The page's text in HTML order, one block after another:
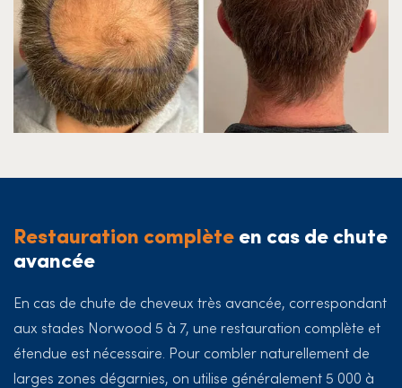
Restauration complèteen cas de chute
avancée
En cas de chute de cheveux très avancée, correspondant
aux stades Norwood 5 à 7, une restauration complète et
étendue est nécessaire. Pour combler naturellement de
larges zones dégarnies, on utilise généralement 5 000 à